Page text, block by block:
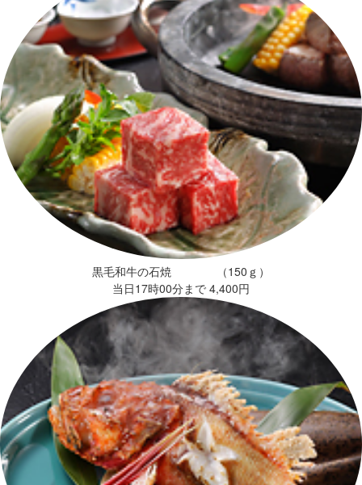
黒毛和牛の石焼 （150ｇ）
当日17時00分まで 4,400円